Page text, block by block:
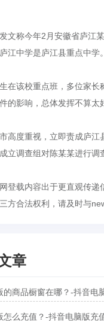
文称今年2月安徽省庐江
江中学是庐江县重点中学。
在该校重点班，多位家
的影响，总体发挥不算太
高度重视，立即责成庐
立调查组对陈某某进行调
登载内容出于更直观传
方合法权利，请及时与
章
的商品橱窗在哪？-抖音电
怎么充值？-抖音电脑版充